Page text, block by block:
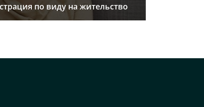
по виду на жительство